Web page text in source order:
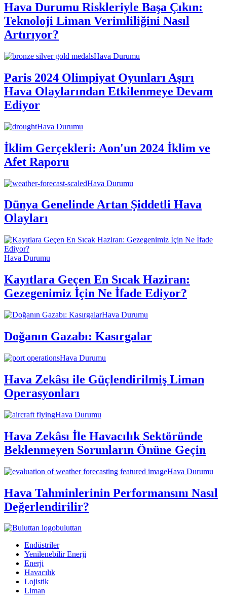
Hava Durumu Riskleriyle Başa Çıkın:
Teknoloji Liman Verimliliğini Nasıl
Artırıyor?
Hava Durumu
Paris 2024 Olimpiyat Oyunları Aşırı
Hava Olaylarından Etkilenmeye Devam
Ediyor
Hava Durumu
İklim Gerçekleri: Aon'un 2024 İklim ve
Afet Raporu
Hava Durumu
Dünya Genelinde Artan Şiddetli Hava
Olayları
Hava Durumu
Kayıtlara Geçen En Sıcak Haziran:
Gezegenimiz İçin Ne İfade Ediyor?
Hava Durumu
Doğanın Gazabı: Kasırgalar
Hava Durumu
Hava Zekâsı ile Güçlendirilmiş Liman
Operasyonları
Hava Durumu
Hava Zekâsı İle Havacılık Sektöründe
Beklenmeyen Sorunların Önüne Geçin
Hava Durumu
Hava Tahminlerinin Performansını Nasıl
Değerlendirilir?
buluttan
Endüstriler
Yenilenebilir Enerji
Enerji
Havacılık
Lojistik
Liman